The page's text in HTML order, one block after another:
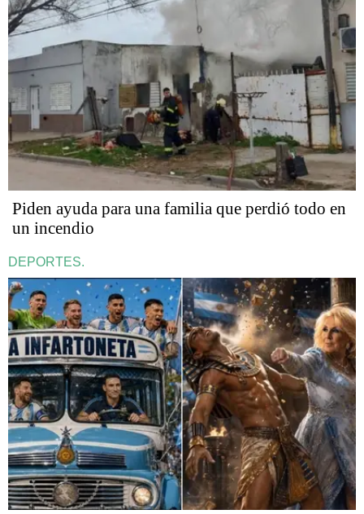
Piden ayuda para una familia que perdió todo en
un incendio
DEPORTES.